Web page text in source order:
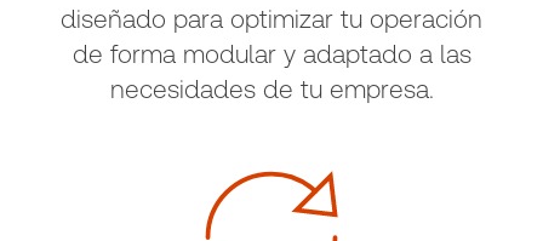
diseñado para optimizar tu operación
de forma modular y adaptado a las
necesidades de tu empresa.